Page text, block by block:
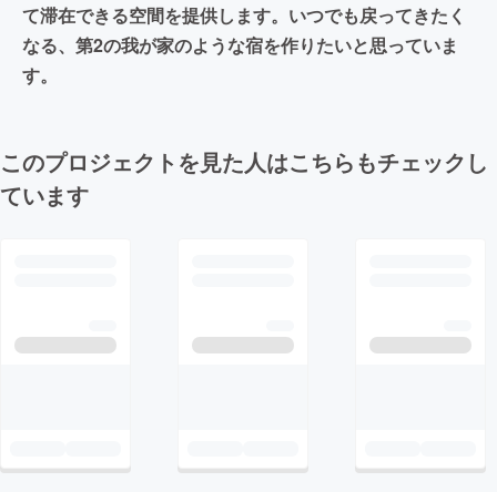
て滞在できる空間を提供します。いつでも戻ってきたく
なる、第2の我が家のような宿を作りたいと思っていま
す。
このプロジェクトを見た人はこちらもチェックし
ています